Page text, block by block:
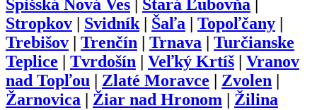
Spišská Nová Ves
Stará Ľubovňa
Stropkov
Svidník| Šaľa Topoľčany
Trebišov
Trenčín Trnava
Turčianske
Teplice
Tvrdošín Veľký Krtíš
Vranov
nad Topľou
Zlaté Moravce Zvolen
Žarnovica
Žiar nad Hronom Žilina